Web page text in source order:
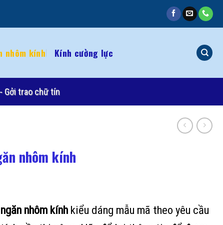
nhôm kính Kính cường lực
Gởi trao chữ tín
nhôm kính
nhôm kính kiểu dáng mẫu mã theo yêu cầu